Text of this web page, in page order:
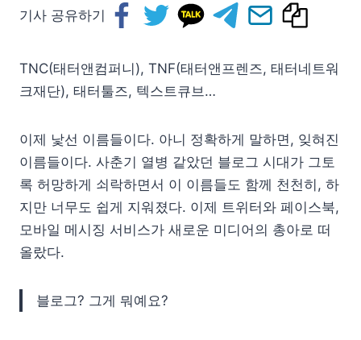
기사 공유하기
TNC(태터앤컴퍼니), TNF(태터앤프렌즈, 태터네트워
크재단), 태터툴즈, 텍스트큐브…
이제 낯선 이름들이다. 아니 정확하게 말하면, 잊혀진
이름들이다. 사춘기 열병 같았던 블로그 시대가 그토
록 허망하게 쇠락하면서 이 이름들도 함께 천천히, 하
지만 너무도 쉽게 지워졌다. 이제 트위터와 페이스북,
모바일 메시징 서비스가 새로운 미디어의 총아로 떠
올랐다.
블로그? 그게 뭐예요?